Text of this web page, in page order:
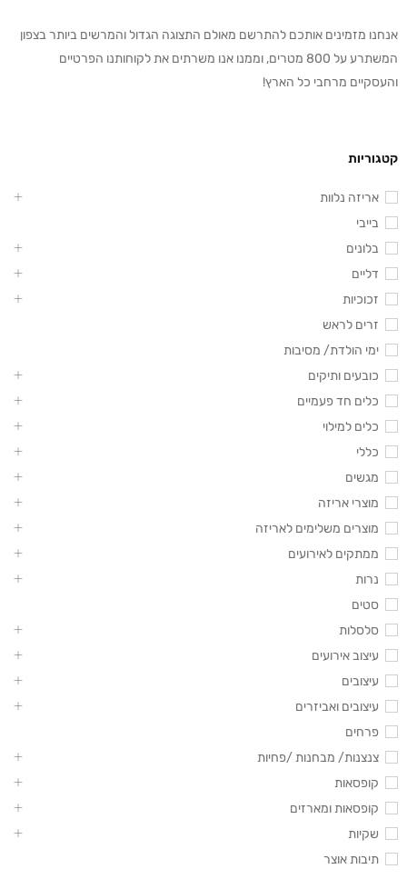
אנחנו מזמינים אותכם להתרשם מאולם התצוגה הגדול והמרשים ביותר בצפון
המשתרע על 800 מטרים, וממנו אנו משרתים את לקוחותנו הפרטיים
והעסקיים מרחבי כל הארץ!
קטגוריות
אריזה נלוות
בייבי
בלונים
דליים
זכוכיות
זרים לראש
ימי הולדת/ מסיבות
כובעים ותיקים
כלים חד פעמיים
כלים למילוי
כללי
מגשים
מוצרי אריזה
מוצרים משלימים לאריזה
ממתקים לאירועים
נרות
סטים
סלסלות
עיצוב אירועים
עיצובים
עיצובים ואביזרים
פרחים
צנצנות/ מבחנות /פחיות
קופסאות
קופסאות ומארזים
שקיות
תיבות אוצר